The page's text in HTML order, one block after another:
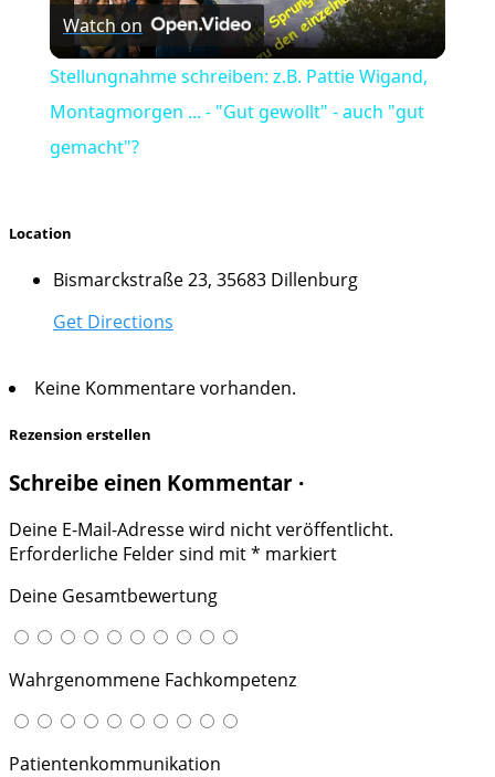
Video
Watch on
Stellungnahme schreiben: z.B. Pattie Wigand,
Montagmorgen ... - "Gut gewollt" - auch "gut
gemacht"?
Location
Bismarckstraße 23, 35683 Dillenburg
Get Directions
Keine Kommentare vorhanden.
Rezension erstellen
Schreibe einen Kommentar ·
Deine E-Mail-Adresse wird nicht veröffentlicht.
Erforderliche Felder sind mit* markiert
Deine Gesamtbewertung
Wahrgenommene Fachkompetenz
Patientenkommunikation